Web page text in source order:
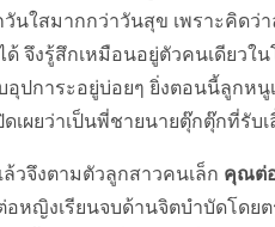
วันใสมากกว่าวันสุข เพราะคิด
จึงรู้สึกเหมือนอยู่ตัวคนเดียวใน
อุปการะอยู่บ่อยๆ ยิ่งตอนนี้ลูกหนู
เผยว่าเป็นพี่ชายนายตุ๊กตุ๊กที่รับเ
จึงตามตัวลูกสาวคนเล็ก คุณต่
หญิงเรียนจบด้านจิตบำบัดโดย